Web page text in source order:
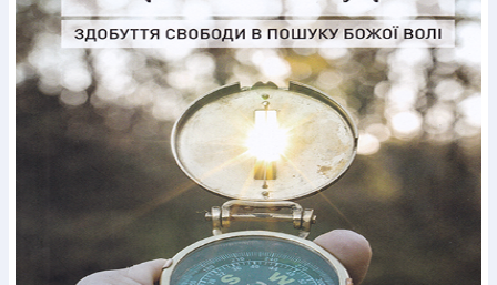
Богослов`яШлюб і сім`яЮдаїзм
Супутні товари
Періодика
АудіоРучки кульковіВідеоГалантерея
Закладки для книгФутболкиБрелокиСумкиБіжутерія
Блокноти Щоденники / щотижневикиВироби з дерева
Вироби з кераміки і глини
Вироби з сріблаКартини
Навчальні мапи
Шкіряні виробиМагнітиМеталеві
Міні-лампи НаклейкиНастільні ігри
Пакети
Плакати Пластмасові виробиХустки
Подарункові картки
Розвиваючі ігриРепринти
ФотокартиниЧохли на БибліїГоловні убори
КалендаріКанцелярскі товариКомп`ютерні ігри